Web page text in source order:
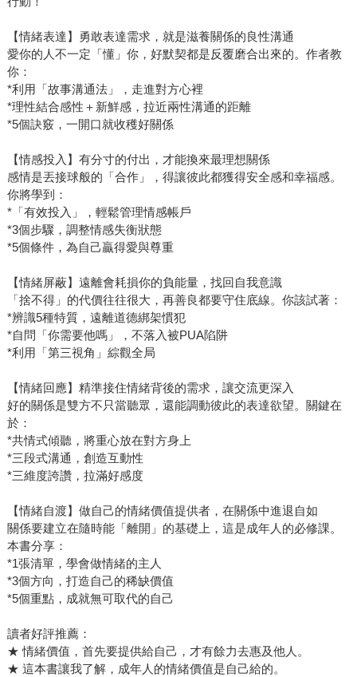
【情緒表達】勇敢表達需求，就是滋養關係的良性溝通
愛你的人不一定「懂」你，好默契都是反覆磨合出來的。作者教
你：
*利用「故事溝通法」，走進對方心裡
*理性結合感性＋新鮮感，拉近兩性溝通的距離
*5個訣竅，一開口就收穫好關係
【情感投入】有分寸的付出，才能換來最理想關係
感情是丟接球般的「合作」，得讓彼此都獲得安全感和幸福感。
你將學到：
*「有效投入」，輕鬆管理情感帳戶
*3個步驟，調整情感失衡狀態
*5個條件，為自己贏得愛與尊重
【情緒屏蔽】遠離會耗損你的負能量，找回自我意識
「捨不得」的代價往往很大，再善良都要守住底線。你該試著：
*辨識5種特質，遠離道德綁架慣犯
*自問「你需要他嗎」，不落入被PUA陷阱
*利用「第三視角」綜觀全局
【情緒回應】精準接住情緒背後的需求，讓交流更深入
好的關係是雙方不只當聽眾，還能調動彼此的表達欲望。關鍵在
於：
*共情式傾聽，將重心放在對方身上
*三段式溝通，創造互動性
*三維度誇讚，拉滿好感度
【情緒自渡】做自己的情緒價值提供者，在關係中進退自如
關係要建立在隨時能「離開」的基礎上，這是成年人的必修課。
本書分享：
*1張清單，學會做情緒的主人
*3個方向，打造自己的稀缺價值
*5個重點，成就無可取代的自己
讀者好評推薦：
★ 情緒價值，首先要提供給自己，才有餘力去惠及他人。
★ 這本書讓我了解，成年人的情緒價值是自己給的。